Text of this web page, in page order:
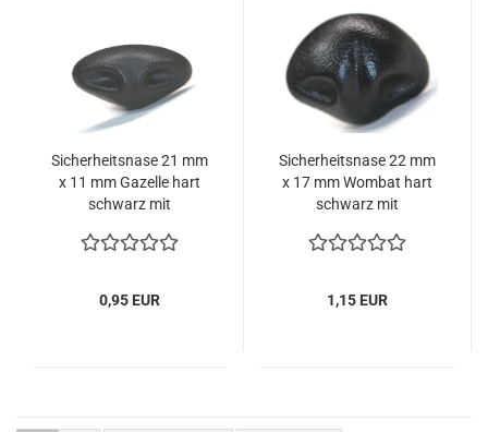
Sicherheitsnase 21 mm
x 11 mm Gazelle hart
schwarz mit
0,95 EUR
Sicherheitsnase 22 mm
x 17 mm Wombat hart
schwarz mit
1,15 EUR